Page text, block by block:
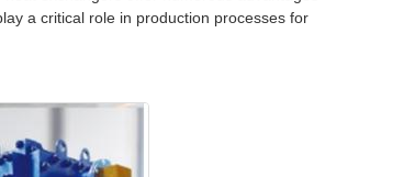
a critical role in production processes for